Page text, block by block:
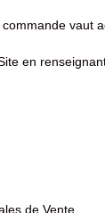
vaut
en
de Vente